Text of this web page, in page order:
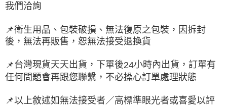
我們洽詢
📌衛生用品、包裝破損、無法復原之包裝，因拆封
後，無法再販售，恕無法接受退換貨
📌 台灣現貨天天出貨，下單後24小時內出貨，訂單有
任何問題會再跟您聯繫，不必操心訂單處理狀態
📌以上敘述如無法接受者／高標準眼光者或喜愛以評